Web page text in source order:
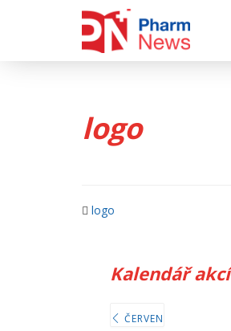
logo
logo
Kalendář akcí
ČERVEN